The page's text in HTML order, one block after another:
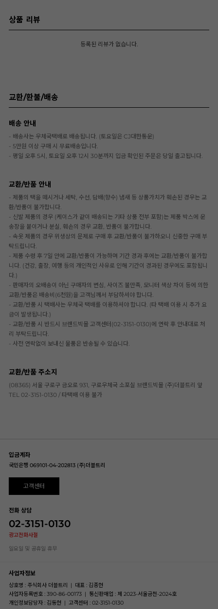
상품 리뷰
등록된 리뷰가 없습니다.
교환/환불/배송
배송 안내
- 배송사는 우체국택배로 배송됩니다. (토요일은 CJ대한통운)
- 5만원 이상 구매 시 무료배송입니다.
- 평일 오후 5시, 토요일 오후 12시 30분까지 입금 확인된 주문은 당일 출고됩니다.
교환/반품 안내
- 제품의 택을 떼시거나 세탁, 수선, 담배(향수) 냄새 등 상품가치가 훼손된 경우는 교
환/반품이 불가합니다.
- 신발 제품의 경우 (케이스가 같이 배송되는 기타 상품 전부 포함)는 제품 박스에 운
송장을 붙이거나 분실, 훼손의 경우 교환, 반품이 불가합니다.
- 속옷 제품의 경우 위생상의 문제로 구매 후 교환/반품이 불가하오니 신중한 구매 부
탁드립니다.
- 제품 수령 후 7일 안에 교환/반품이 가능하며 기간 경과 후에는 교환/반품이 불가합
니다. (건강, 출장, 여행 등의 개인적인 사유로 인해 기간이 경과된 경우에도 포함됩니
다.)
- 판매자의 오배송이 아닌 구매자의 변심, 사이즈 불만족, 모니터 색상 차이 등에 의한
교환/반품은 배송비(6천원)을 고객님께서 부담하셔야 합니다.
- 교환/반품 시 택배사는 우체국 택배를 이용하셔야 합니다. (타 택배 이용 시 추가 요
금이 발생됩니다.)
- 교환/반품 시 반드시 브랜드빅몰 고객센터(02-3151-0130)에 연락 후 안내대로 처
리 부탁드립니다.
- 사전 연락없이 보내신 물품은 반송될 수 있습니다.
교환/반품 주소지
(08365) 서울 구로구 금오로 931, 구로우체국 소포실 브랜드빅몰 (주)더블트리 앞
TEL 02-3151-0130 / 타택배 이용 불가
입금계좌
국민은행 069101-04-202813 (주)더블트리
고객센터
전화 상담
02-3151-0130
광고전화사절
일요일 및 공휴일 휴무
사업자정보
상호명 : 주식회사 더블트리 | 대표 : 김종현
사업자등록번호 : 390-86-00173 | 통신판매업 : 제 2023-서울금천-2024호
개인정보담당자 : 김동현 | 고객센터 : 02-3151-0130